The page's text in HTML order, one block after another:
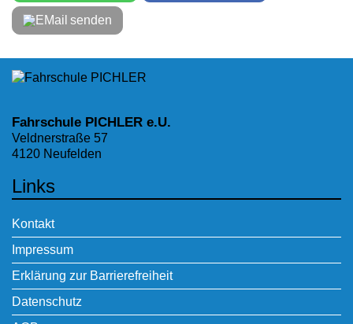
senden
Fahrschule PICHLER e.U.
Veldnerstraße 57
4120 Neufelden
Links
Kontakt
Impressum
Erklärung zur Barrierefreiheit
Datenschutz